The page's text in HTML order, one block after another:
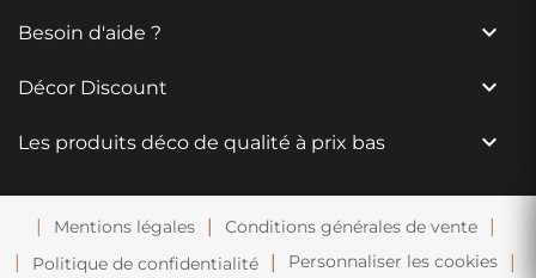
Besoin d'aide ? 
Décor Discount 
Les produits déco de qualité à prix bas 
Mentions légales
Conditions générales de vente
Politique de confidentialité
Personnaliser les cookies